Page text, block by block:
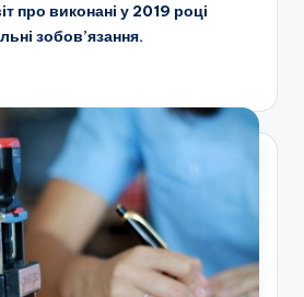
про виконані у 2019 році
зобов’язання.